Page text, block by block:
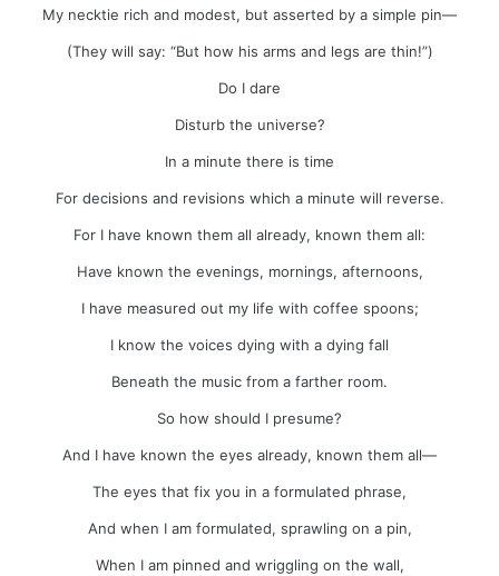
My necktie rich and modest, but asserted by a simple pin—
(They will say: “But how his arms and legs are thin!”)
Do I dare
Disturb the universe?
In a minute there is time
For decisions and revisions which a minute will reverse.
For I have known them all already, known them all:
Have known the evenings, mornings, afternoons,
I have measured out my life with coffee spoons;
I know the voices dying with a dying fall
Beneath the music from a farther room.
So how should I presume?
And I have known the eyes already, known them all—
The eyes that fix you in a formulated phrase,
And when I am formulated, sprawling on a pin,
When I am pinned and wriggling on the wall,